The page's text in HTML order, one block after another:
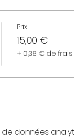
Prix
15,00 €
+ 0,38 € de
données